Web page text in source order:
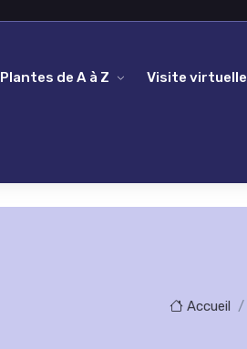
Plantes de A à Z Visite virtuelle
Accueil